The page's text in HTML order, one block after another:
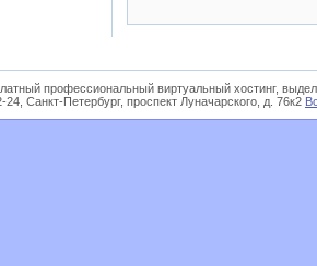
профессиональный виртуальный хостинг,
Санкт-Петербург, проспект Луначарского, д. 76к2